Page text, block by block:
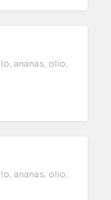
ananas, olio,
ananas, olio,